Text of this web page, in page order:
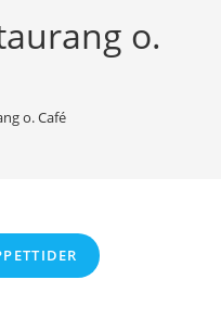
o.
o. Café